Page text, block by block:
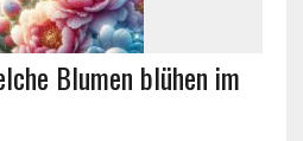
Blumen blühen im